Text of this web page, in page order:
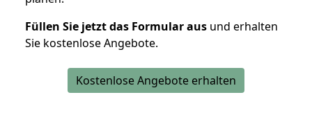
Füllen Sie jetzt das Formular aus und erhalten
Sie kostenlose Angebote.
Kostenlose Angebote erhalten